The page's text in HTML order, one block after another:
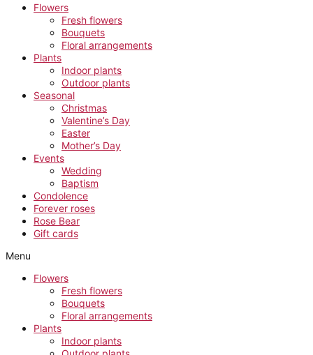
Flowers
Fresh flowers
Bouquets
Floral arrangements
Plants
Indoor plants
Outdoor plants
Seasonal
Christmas
Valentine’s Day
Easter
Mother’s Day
Events
Wedding
Baptism
Condolence
Forever roses
Rose Bear
Gift cards
Menu
Flowers
Fresh flowers
Bouquets
Floral arrangements
Plants
Indoor plants